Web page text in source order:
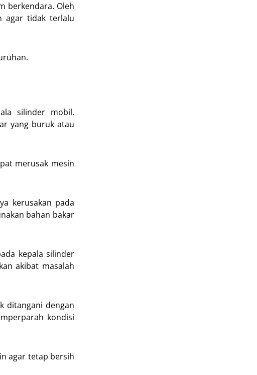
berkendara. Oleh
agar tidak terlalu
silinder mobil.
yang buruk atau
merusak mesin
kerusakan pada
bahan bakar
kepala silinder
akibat masalah
ditangani dengan
kondisi
agar tetap bersih